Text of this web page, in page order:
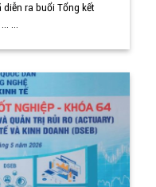
ra buổi Tổng kết
...